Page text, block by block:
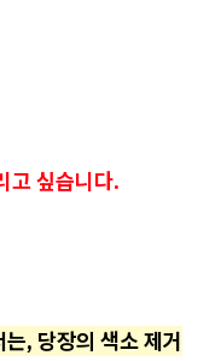
고 싶습니다.
, 당장의 색소 제거